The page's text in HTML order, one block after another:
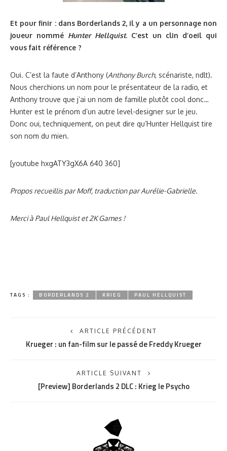
Et pour finir : dans Borderlands 2, il y a un personnage non
joueur nommé Hunter Hellquist. C’est un clin d’oeil qui
vous fait référence ?
Oui. C’est la faute d’Anthony (Anthony Burch, scénariste, ndlt).
Nous cherchions un nom pour le présentateur de la radio, et
Anthony trouve que j’ai un nom de famille plutôt cool donc…
Hunter est le prénom d’un autre level-designer sur le jeu.
Donc oui, techniquement, on peut dire qu’Hunter Hellquist tire
son nom du mien.
[youtube hxgATY3gX6A 640 360]
Propos recueillis par Moff, traduction par Aurélie-Gabrielle.
Merci à Paul Hellquist et 2K Games !
TAGS : BORDERLANDS 2 KRIEG PAUL HELLQUIST
ARTICLE PRÉCÉDENT
Krueger : un fan-film sur le passé de Freddy Krueger
ARTICLE SUIVANT
[Preview] Borderlands 2 DLC : Krieg le Psycho